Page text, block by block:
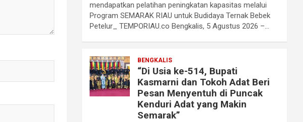
mendapatkan pelatihan peningkatan kapasitas melalui
Program SEMARAK RIAU untuk Budidaya Ternak Bebek
Petelur_ TEMPORIAU.co Bengkalis, 5 Agustus 2026 –…
BENGKALIS
“Di Usia ke-514, Bupati
Kasmarni dan Tokoh Adat Beri
Pesan Menyentuh di Puncak
Kenduri Adat yang Makin
Semarak”